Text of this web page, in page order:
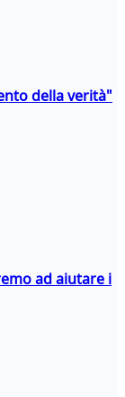
della verità"
ad aiutare i